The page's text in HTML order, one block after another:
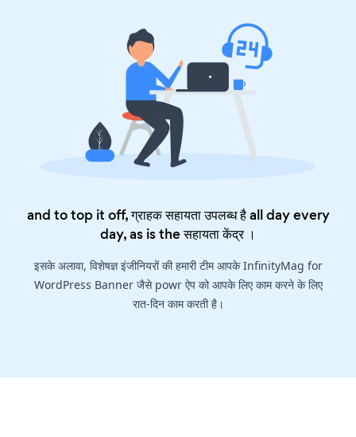
and to top it off, ग्राहक सहायता उपलब्ध है all day every
day, as is theसहायता केंद्र।
इसके अलावा, विशेषज्ञ इंजीनियरों की हमारी टीम आपके InfinityMag for
WordPress Banner जैसे powr ऐप को आपके लिए काम करने के लिए
रात-दिन काम करती है।